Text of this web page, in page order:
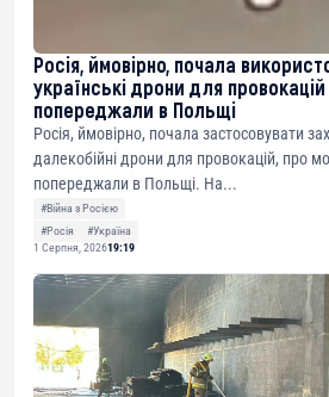
Росія, ймовірно, почала
українські дрони для
попереджали в Польщі
Росія, ймовірно, почала застосовувати
далекобійні дрони для провокацій, про
попереджали в Польщі. На...
#Війна з Росією
#Росія
#Україна
1 Серпня, 202619:19